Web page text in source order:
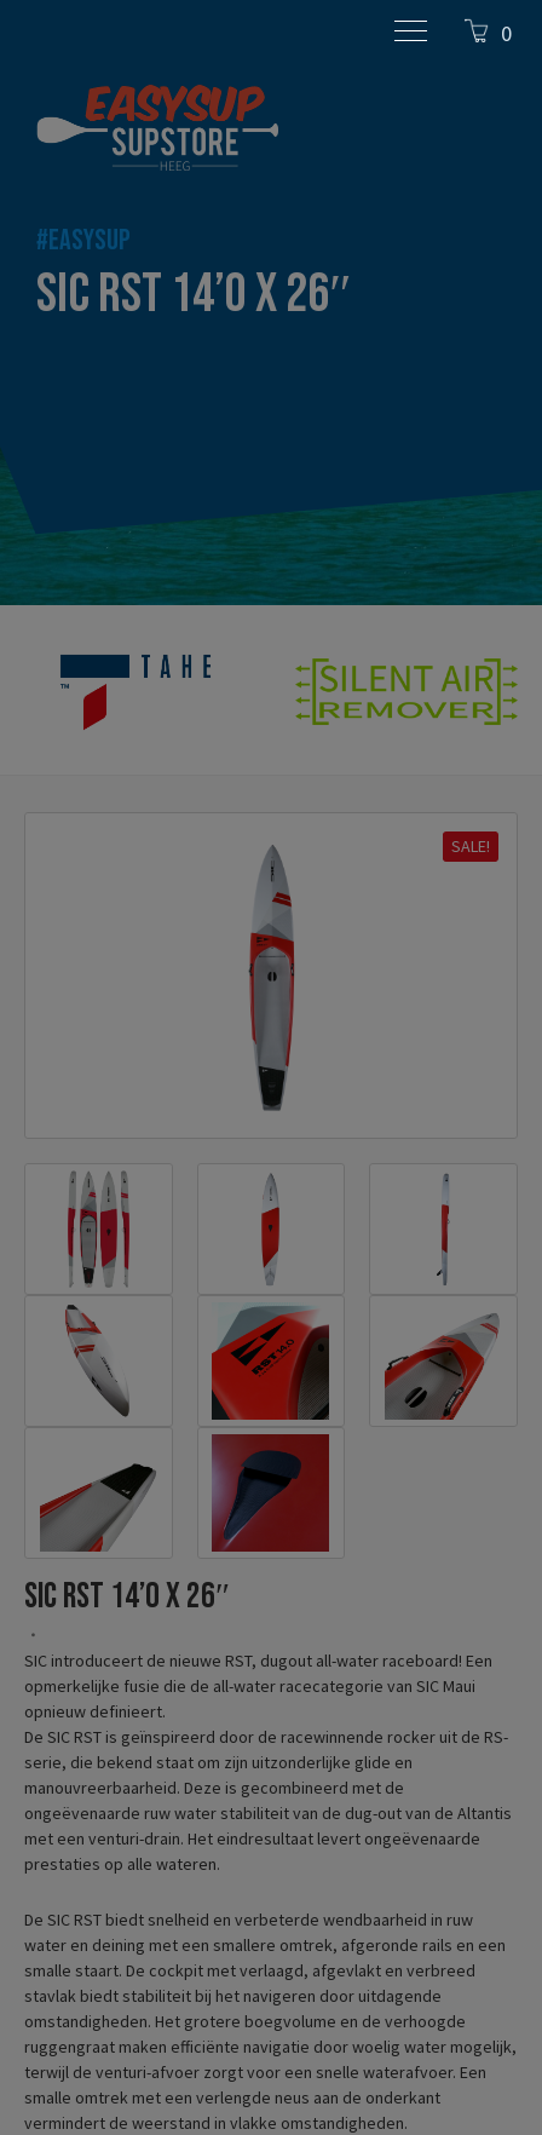
#EASYSUP
SIC RST 14’0 X 26″
0
SALE!
SIC RST 14’0 x 26″
SIC introduceert de nieuwe RST, dugout all-water raceboard! Een
opmerkelijke fusie die de all-water racecategorie van SIC Maui
opnieuw definieert.
De SIC RST is geïnspireerd door de racewinnende rocker uit de RS-
serie, die bekend staat om zijn uitzonderlijke glide en
manouvreerbaarheid. Deze is gecombineerd met de
ongeëvenaarde ruw water stabiliteit van de dug-out van de Altantis
met een venturi-drain. Het eindresultaat levert ongeëvenaarde
prestaties op alle wateren.
De SIC RST biedt snelheid en verbeterde wendbaarheid in ruw
water en deining met een smallere omtrek, afgeronde rails en een
smalle staart. De cockpit met verlaagd, afgevlakt en verbreed
stavlak biedt stabiliteit bij het navigeren door uitdagende
omstandigheden. Het grotere boegvolume en de verhoogde
ruggengraat maken efficiënte navigatie door woelig water mogelijk,
terwijl de venturi-afvoer zorgt voor een snelle waterafvoer. Een
smalle omtrek met een verlengde neus aan de onderkant
vermindert de weerstand in vlakke omstandigheden.